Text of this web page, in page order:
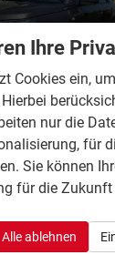
Ihre
Cookies ein,
nur die
für
Sie können
für die
Alle ablehnen